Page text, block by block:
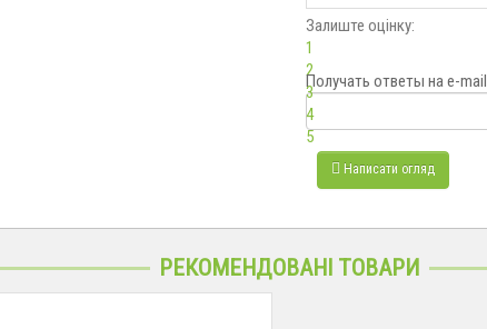
Залиште оцінку:
1
2
3
4
5
Получать ответы на e-mail
Написати огляд
РЕКОМЕНДОВАНІ ТОВАРИ